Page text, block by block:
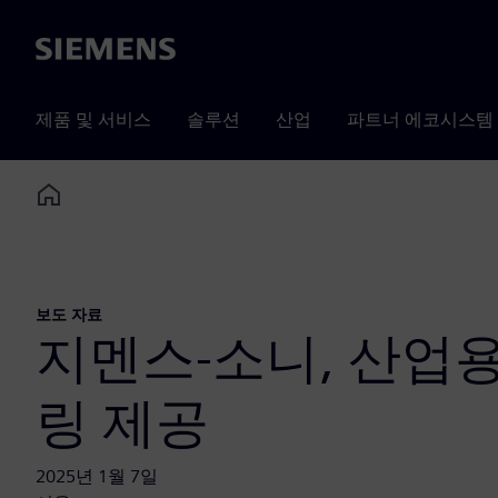
Siemens
제품 및 서비스 솔루션 산업 파트너 에코시스템
Home
보도 자료
지멘스-소니, 산업
링 제공
2025년 1월 7일